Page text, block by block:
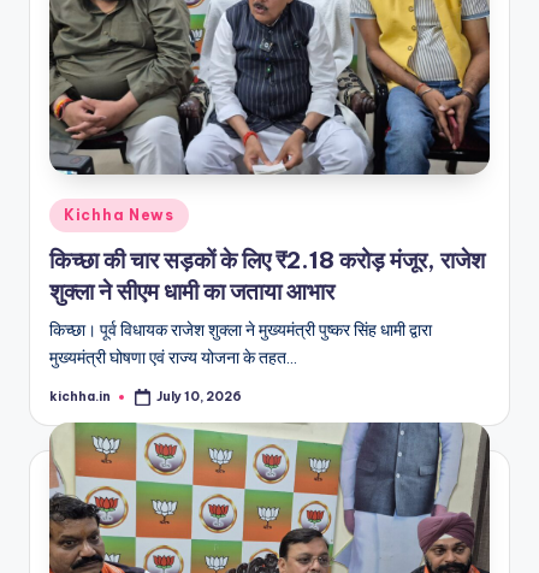
Kichha News
किच्छा की चार सड़कों के लिए ₹2.18 करोड़ मंजूर, राजेश
शुक्ला ने सीएम धामी का जताया आभार
किच्छा। पूर्व विधायक राजेश शुक्ला ने मुख्यमंत्री पुष्कर सिंह धामी द्वारा
मुख्यमंत्री घोषणा एवं राज्य योजना के तहत…
kichha.in July 10, 2026